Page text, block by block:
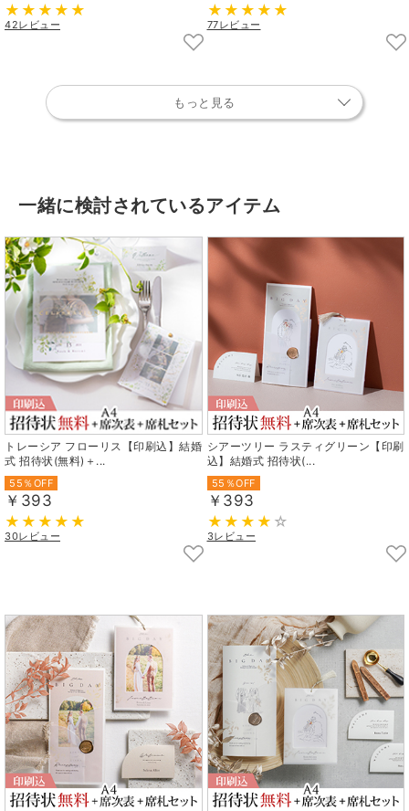
42レビュー 77レビュー
もっと見る
一緒に検討されているアイテム
トレーシア フローリス【印刷込】結婚
式 招待状(無料)＋...
55％OFF
￥393
30レビュー
シアーツリー ラスティグリーン【印刷
込】結婚式 招待状(...
55％OFF
￥393
3レビュー